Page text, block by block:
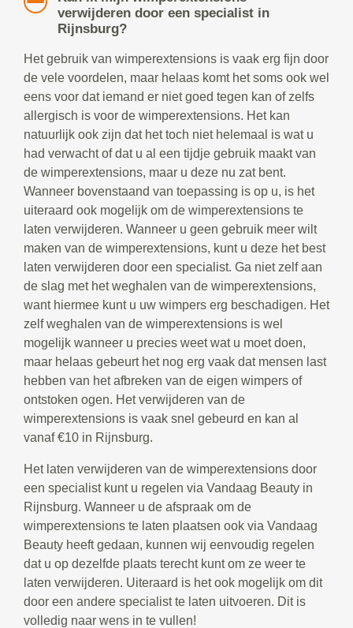
verwijderen door een specialist in
Rijnsburg?
Het gebruik van wimperextensions is vaak erg fijn door
de vele voordelen, maar helaas komt het soms ook wel
eens voor dat iemand er niet goed tegen kan of zelfs
allergisch is voor de wimperextensions. Het kan
natuurlijk ook zijn dat het toch niet helemaal is wat u
had verwacht of dat u al een tijdje gebruik maakt van
de wimperextensions, maar u deze nu zat bent.
Wanneer bovenstaand van toepassing is op u, is het
uiteraard ook mogelijk om de wimperextensions te
laten verwijderen. Wanneer u geen gebruik meer wilt
maken van de wimperextensions, kunt u deze het best
laten verwijderen door een specialist. Ga niet zelf aan
de slag met het weghalen van de wimperextensions,
want hiermee kunt u uw wimpers erg beschadigen. Het
zelf weghalen van de wimperextensions is wel
mogelijk wanneer u precies weet wat u moet doen,
maar helaas gebeurt het nog erg vaak dat mensen last
hebben van het afbreken van de eigen wimpers of
ontstoken ogen. Het verwijderen van de
wimperextensions is vaak snel gebeurd en kan al
vanaf €10 in Rijnsburg.
Het laten verwijderen van de wimperextensions door
een specialist kunt u regelen via Vandaag Beauty in
Rijnsburg. Wanneer u de afspraak om de
wimperextensions te laten plaatsen ook via Vandaag
Beauty heeft gedaan, kunnen wij eenvoudig regelen
dat u op dezelfde plaats terecht kunt om ze weer te
laten verwijderen. Uiteraard is het ook mogelijk om dit
door een andere specialist te laten uitvoeren. Dit is
volledig naar wens in te vullen!